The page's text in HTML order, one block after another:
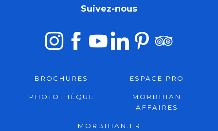
Suivez-nous
BROCHURES ESPACE PRO
PHOTOTHÈQUE
MORBIHAN
AFFAIRES
MORBIHAN.FR